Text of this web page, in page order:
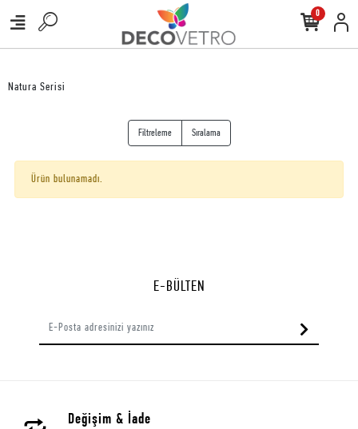
0
Natura Serisi
Filtreleme Sıralama
Ürün bulunamadı.
E-BÜLTEN
Değişim & İade